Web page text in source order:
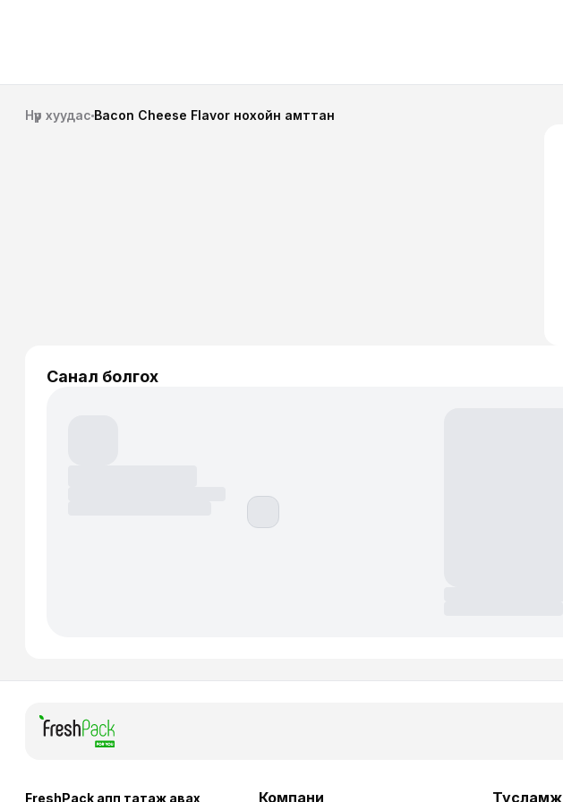
Нүүр хуудас Bacon Cheese Flavor нохойн амттан
Санал болгох
FreshPack апп татаж авaх Компани Тусламж